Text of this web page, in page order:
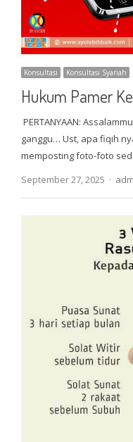
Konsultasi Konsultasi Syariah
Hukum Pamer
PERTANYAAN:
ganggu… Ust, apa fiqih
memposting foto-foto
September 27, 2025